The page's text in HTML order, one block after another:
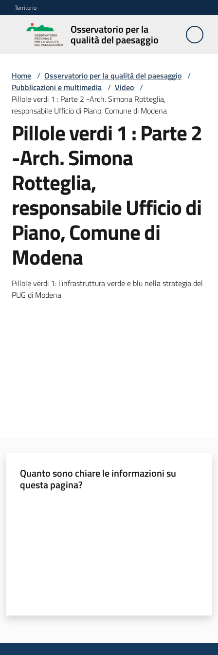
Vai al contenuto
Vai alla navigazione
Vai al footer
Territorio
Osservatorio per la
qualità del paesaggio
Osservatorio
per la
paesaggio
Cos'è
l'Osservatorio
Obiettivi
Pubblicazioni
e
multimedia
Banca
dati
paesaggistiche
Leggi Atti Bandi
Home / Osservatorio per la qualità del paesaggio /
Pubblicazioni e multimedia / Video /
Pillole verdi 1 : Parte 2 -Arch. Simona Rotteglia,
responsabile Ufficio di Piano, Comune di Modena
Pillole verdi 1 : Parte 2
-Arch. Simona
Rotteglia,
responsabile Ufficio di
Piano, Comune di
Modena
Pillole verdi 1: l'infrastruttura verde e blu nella strategia del
PUG di Modena
Quanto sono chiare le informazioni su
questa pagina?